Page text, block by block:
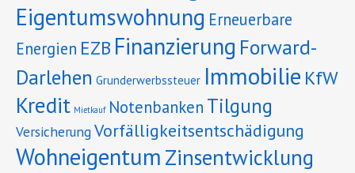
Eigentumswohnung Erneuerbare
Energien EZB Finanzierung Forward-
Darlehen Grunderwerbssteuer Immobilie KfW
Kredit Mietkauf Notenbanken Tilgung
VersicherungVorfälligkeitsentschädigung
Wohneigentum Zinsentwicklung